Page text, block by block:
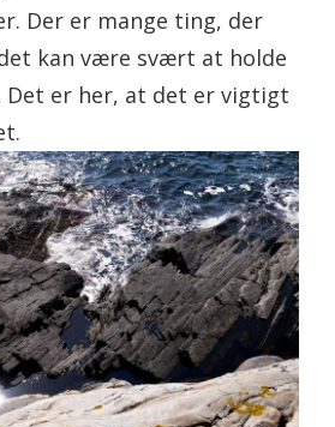
Der er mange ting, der
kan være svært at holde
Det er her, at det er vigtigt